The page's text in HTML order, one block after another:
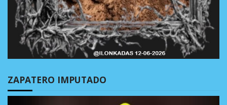
ZAPATERO IMPUTADO